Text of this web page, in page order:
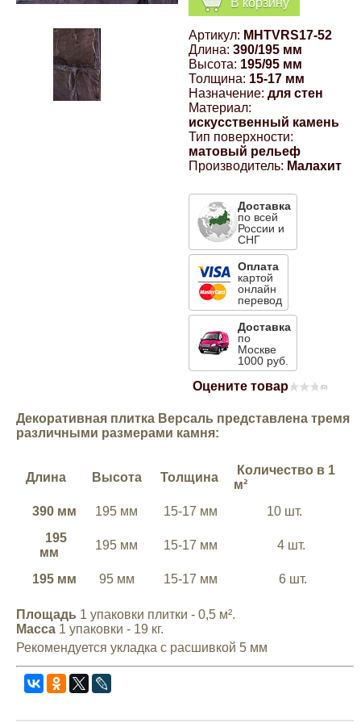
Артикул: MHTVRS17-52
Длина: 390/195 мм
Высота: 195/95 мм
Толщина: 15-17 мм
Назначение: для стен
Материал:
искусственный камень
Тип поверхности:
матовый рельеф
Производитель: Малахит
Доставка
по всей
России и
СНГ
Оплата
картой
онлайн
перевод
Доставка
по
Москве
1000 руб.
Оцените товар (0)
Декоративная плитка Версаль представлена тремя
различными размерами камня:
Длина Высота Толщина
Количество в 1
м²
390 мм
195 мм 15-17 мм
10 шт.
195
мм
195 мм 15-17 мм 4 шт.
195 мм 95 мм 15-17 мм 6 шт.
Площадь 1 упаковки плитки - 0,5 м².
Масса1 упаковки - 19 кг.
Рекомендуется укладка с расшивкой 5 мм
Компрессионные фитинги Poliext
Hyundai
Opel
Renault
Suzuki
Volkswagen
УАЗ
Дополнительные товары
Флуоресцентные краски
Шпатлевки, штукатурки
Эмали универсальные акриловые
Магнитные панели на холодильник